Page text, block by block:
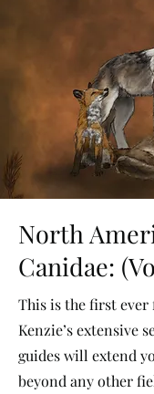
North
Canidae:
This is the first ever
Kenzie’s extensive
guides will extend
beyond any other